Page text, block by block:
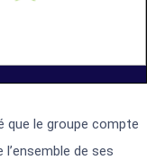
que le groupe compte
l’ensemble de ses